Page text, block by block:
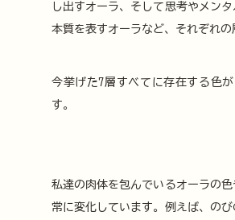
し出すオーラ、そして思考やメン
本質を表すオーラなど、それぞれ
今挙げた7層すべてに存在する色
す。
私達の肉体を包んでいるオーラの
常に変化しています。例えば、の